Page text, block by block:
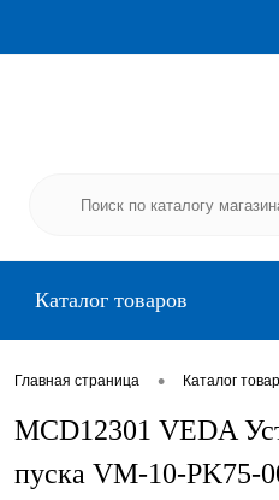
Каталог товаров
Главная страница • Каталог
MCD12301 VEDA
пуска VM-10-PK75-